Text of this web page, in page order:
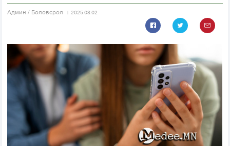
Aдмин / Боловсрол 2025.08.02